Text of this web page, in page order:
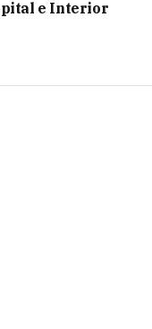
e Interior